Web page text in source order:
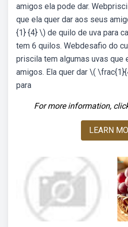
amigos ela pode dar.
que ela quer dar aos seus
{1} {4} \) de quilo de uva para
tem 6 quilos. Webdesafio do
priscila tem algumas uvas que
amigos. Ela quer dar \(
para
For more information,
LEARN